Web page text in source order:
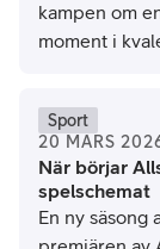
kampen om
moment i
Sport
20 MARS
När börjar
spelschemat
En ny säsong